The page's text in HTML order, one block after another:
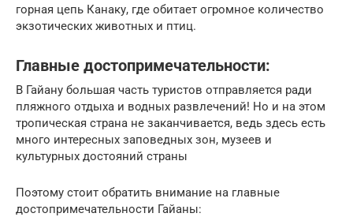
горная цепь Канаку, где обитает огромное количество
экзотических животных и птиц.
Главные достопримечательности:
В Гайану большая часть туристов отправляется ради
пляжного отдыха и водных развлечений! Но и на этом
тропическая страна не заканчивается, ведь здесь есть
много интересных заповедных зон, музеев и
культурных достояний страны
Поэтому стоит обратить внимание на главные
достопримечательности Гайаны: